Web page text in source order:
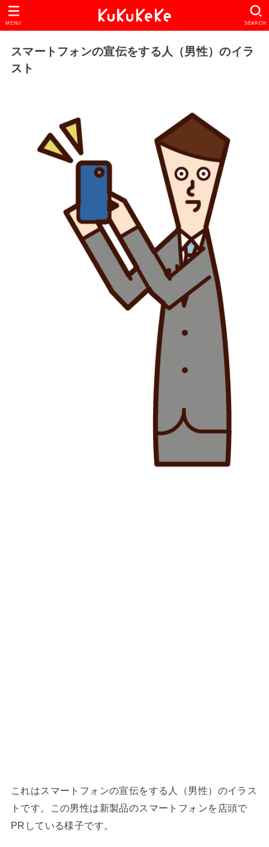
SEARCH
MENU
スマートフォンの宣伝をする人（男性）のイラ
スト
これはスマートフォンの宣伝をする人（男性）のイラス
トです。この男性は新製品のスマートフォンを店頭で
PRしている様子です。